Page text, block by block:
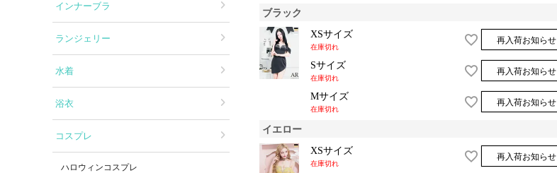
インナーブラ
ランジェリー
水着
浴衣
コスプレ
ハロウィンコスプレ
ブラック
XSサイズ
在庫切れ
再入荷お知らせ
Sサイズ
在庫切れ
再入荷お知らせ
Mサイズ
在庫切れ
再入荷お知らせ
イエロー
XSサイズ
在庫切れ
再入荷お知らせ